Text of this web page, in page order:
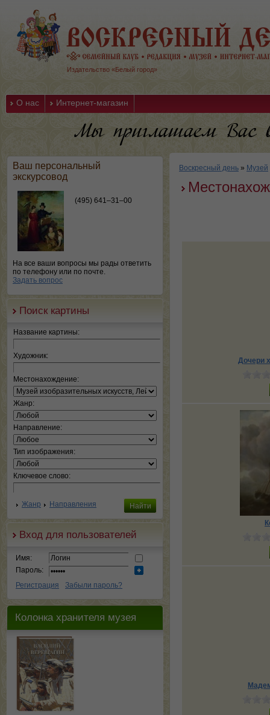
Издательство «Белый город»
О нас Интернет-магазин
Ваш персональный
экскурсовод
(495) 641–31–00
На все ваши вопросы мы рады ответить
по телефону или по почте.
Задать вопрос
Поиск картины
Название картины:
Художник:
Местонахождение:
Жанр:
Направление:
Тип изображения:
Ключевое слово:
Жанр Направления
Вход для пользователей
Имя:
Пароль:
Регистрация
Забыли пароль?
Колонка хранителя музея
Воскресный день » Музей
Дочери